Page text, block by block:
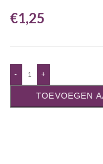
€1,25
- +
TOEVOEGEN